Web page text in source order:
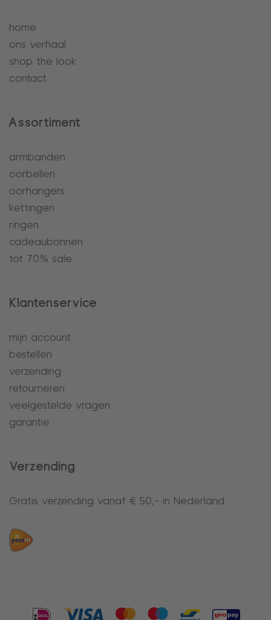
home
ons verhaal
shop the look
contact
Assortiment
armbanden
oorbellen
oorhangers
kettingen
ringen
cadeaubonnen
tot 70% sale
Klantenservice
mijn account
bestellen
verzending
retourneren
veelgestelde vragen
garantie
Verzending
Gratis verzending vanaf € 50,- in Nederland